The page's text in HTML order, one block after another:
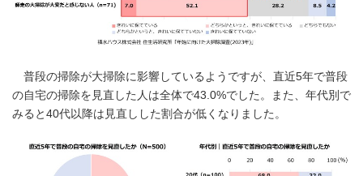
普段の掃除が大掃除に影響しているようですが、直近5年で普段
の自宅の掃除を見直した人は全体で43.0%でした。また、年代別で
みると40代以降は見直しした割合が低くなりました。